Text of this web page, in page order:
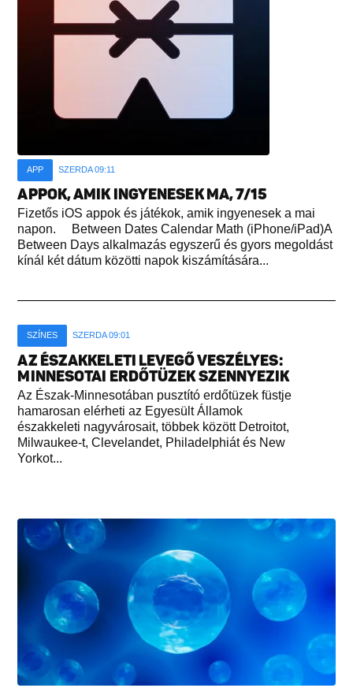
APP SZERDA 09:11
APPOK, AMIK INGYENESEK MA, 7/15
Fizetős iOS appok és játékok, amik ingyenesek a mai
napon. Between Dates Calendar Math (iPhone/iPad)A
Between Days alkalmazás egyszerű és gyors megoldást
kínál két dátum közötti napok kiszámítására...
SZÍNES SZERDA 09:01
AZ ÉSZAKKELETI LEVEGŐ VESZÉLYES:
MINNESOTAI ERDŐTÜZEK SZENNYEZIK
Az Észak-Minnesotában pusztító erdőtüzek füstje
hamarosan elérheti az Egyesült Államok
északkeleti nagyvárosait, többek között Detroitot,
Milwaukee-t, Clevelandet, Philadelphiát és New
Yorkot...